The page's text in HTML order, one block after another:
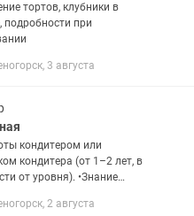
тортов, клубники в
подробности при
3 августа
кондитером или
кондитера (от 1–2 лет, в
от уровня). •Знание
изделий (торты,
2 августа